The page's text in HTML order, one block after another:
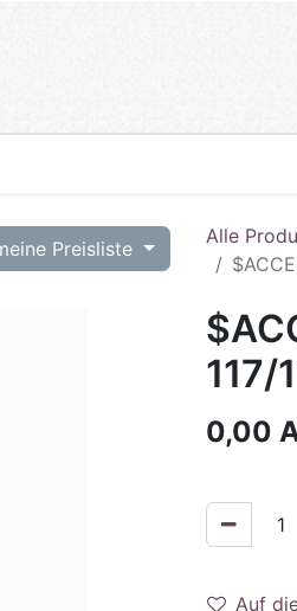
Preisliste
Alle
117/
0,00
Auf